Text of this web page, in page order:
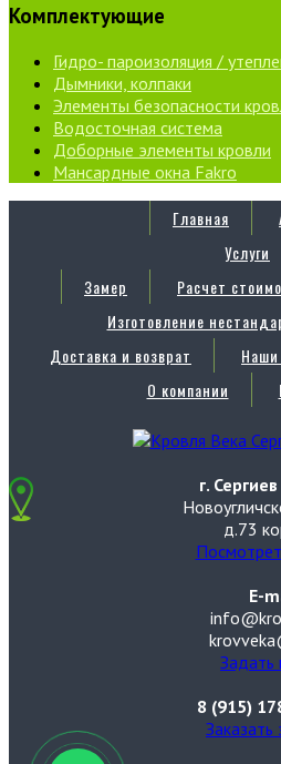
Комплектующие
Гидро- пароизоляция /
Дымники, колпаки
Элементы безопасности
Водосточная система
Доборные элементы кровли
Мансардные окна Fakro
Главная
Услуги
Замер
Расчет
Изготовление
Доставка и возврат
О компании
г.
д.73
E-
Задать
8 (915)
Заказать